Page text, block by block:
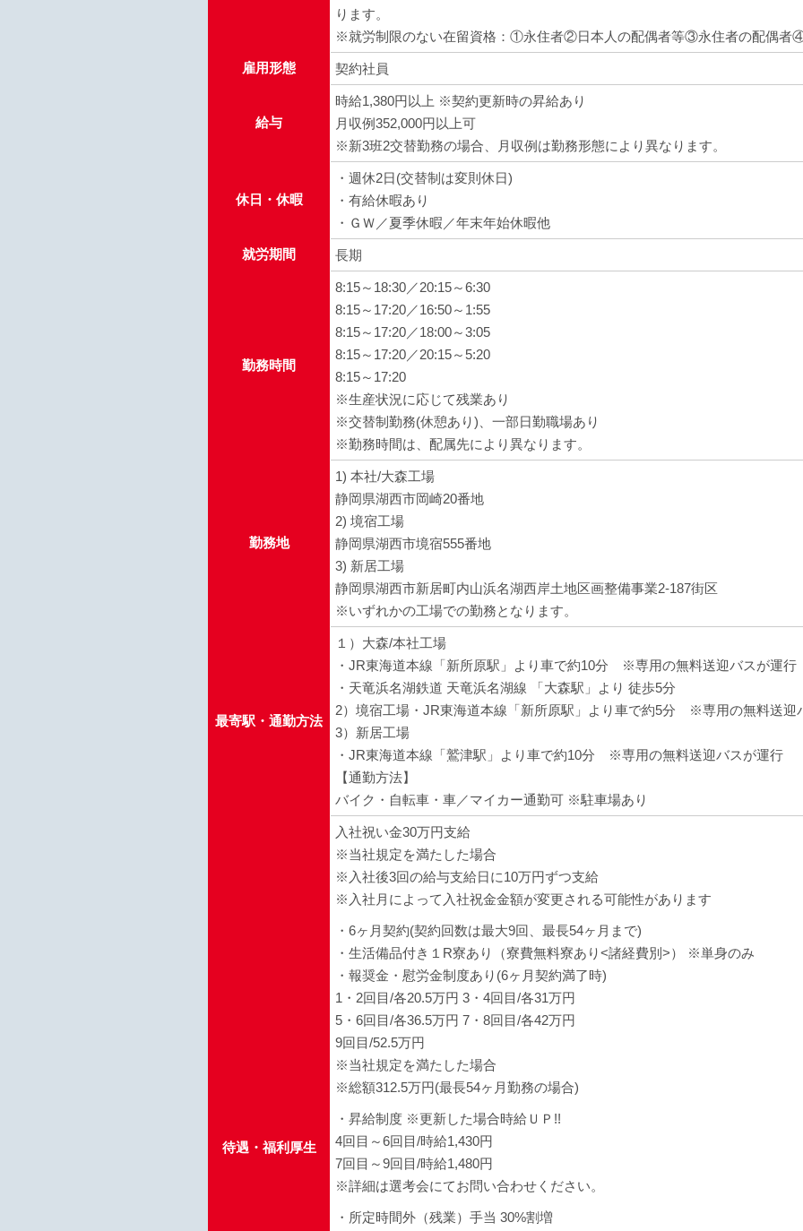
ります。
※就労制限のない在留資格：①永住者②日本人の配偶者等③永住者の配偶者
雇用形態 契約社員
給与
時給1,380円以上 ※契約更新時の昇給あり
月収例352,000円以上可
※新3班2交替勤務の場合、月収例は勤務形態により異なります。
休日・休暇
・週休2日(交替制は変則休日)
・有給休暇あり
・ＧＷ／夏季休暇／年末年始休暇他
就労期間 長期
勤務時間
8:15～18:30／20:15～6:30
8:15～17:20／16:50～1:55
8:15～17:20／18:00～3:05
8:15～17:20／20:15～5:20
8:15～17:20
※生産状況に応じて残業あり
※交替制勤務(休憩あり)、一部日勤職場あり
※勤務時間は、配属先により異なります。
勤務地
1) 本社/大森工場
静岡県湖西市岡崎20番地
2) 境宿工場
静岡県湖西市境宿555番地
3) 新居工場
静岡県湖西市新居町内山浜名湖西岸土地区画整備事業2-187街区
※いずれかの工場での勤務となります。
最寄駅・通勤方法
１）大森/本社工場
・JR東海道本線「新所原駅」より車で約10分 ※専用の無料送迎バスが運行
・天竜浜名湖鉄道 天竜浜名湖線 「大森駅」より 徒歩5分
2）境宿工場・JR東海道本線「新所原駅」より車で約5分 ※専用の無料送迎
3）新居工場
・JR東海道本線「鷲津駅」より車で約10分 ※専用の無料送迎バスが運行
【通勤方法】
バイク・自転車・車／マイカー通勤可 ※駐車場あり
待遇・福利厚生
入社祝い金30万円支給
※当社規定を満たした場合
※入社後3回の給与支給日に10万円ずつ支給
※入社月によって入社祝金金額が変更される可能性があります
・6ヶ月契約(契約回数は最大9回、最長54ヶ月まで)
・生活備品付き１R寮あり（寮費無料寮あり<諸経費別>） ※単身のみ
・報奨金・慰労金制度あり(6ヶ月契約満了時)
1・2回目/各20.5万円 3・4回目/各31万円
5・6回目/各36.5万円 7・8回目/各42万円
9回目/52.5万円
※当社規定を満たした場合
※総額312.5万円(最長54ヶ月勤務の場合)
・昇給制度 ※更新した場合時給ＵＰ!!
4回目～6回目/時給1,430円
7回目～9回目/時給1,480円
※詳細は選考会にてお問い合わせください。
・所定時間外（残業）手当 30%割増